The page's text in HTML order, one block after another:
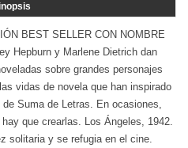
BEST SELLER CON NOMBRE
Hepburn y Marlene Dietrich dan
sobre grandes personajes
vidas de novela que han inspirado
Suma de Letras. En ocasiones,
que crearlas. Los Ángeles, 1942.
solitaria y se refugia en el cine.